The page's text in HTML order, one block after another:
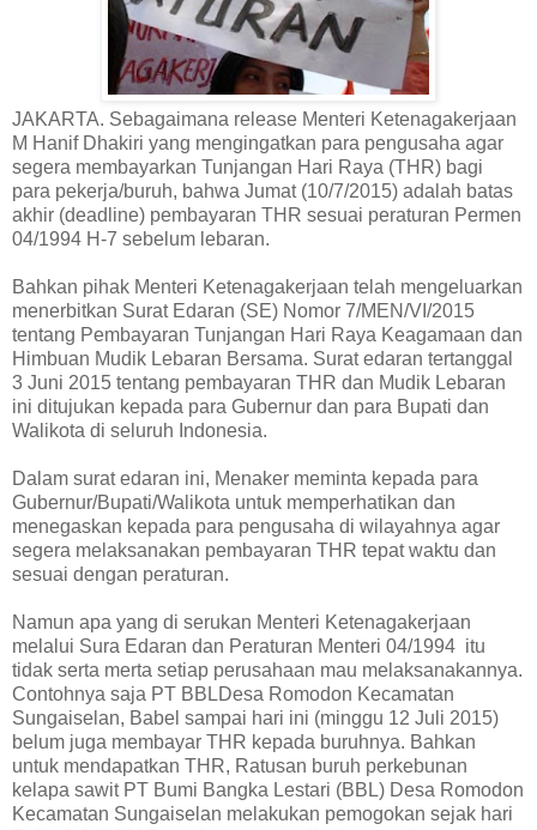
JAKARTA. Sebagaimana release Menteri Ketenagakerjaan
M Hanif Dhakiri yang mengingatkan para pengusaha agar
segera membayarkan Tunjangan Hari Raya (THR) bagi
para pekerja/buruh, bahwa Jumat (10/7/2015) adalah batas
akhir (deadline) pembayaran THR sesuai peraturan Permen
04/1994 H-7 sebelum lebaran.
Bahkan pihak Menteri Ketenagakerjaan telah mengeluarkan
menerbitkan Surat Edaran (SE) Nomor 7/MEN/VI/2015
tentang Pembayaran Tunjangan Hari Raya Keagamaan dan
Himbuan Mudik Lebaran Bersama. Surat edaran tertanggal
3 Juni 2015 tentang pembayaran THR dan Mudik Lebaran
ini ditujukan kepada para Gubernur dan para Bupati dan
Walikota di seluruh Indonesia.
Dalam surat edaran ini, Menaker meminta kepada para
Gubernur/Bupati/Walikota untuk memperhatikan dan
menegaskan kepada para pengusaha di wilayahnya agar
segera melaksanakan pembayaran THR tepat waktu dan
sesuai dengan peraturan.
Namun apa yang di serukan Menteri Ketenagakerjaan
melalui Sura Edaran dan Peraturan Menteri 04/1994 itu
tidak serta merta setiap perusahaan mau melaksanakannya.
Contohnya saja PT BBLDesa Romodon Kecamatan
Sungaiselan, Babel sampai hari ini (minggu 12 Juli 2015)
belum juga membayar THR kepada buruhnya. Bahkan
untuk mendapatkan THR, Ratusan buruh perkebunan
kelapa sawit PT Bumi Bangka Lestari (BBL) Desa Romodon
Kecamatan Sungaiselan melakukan pemogokan sejak hari